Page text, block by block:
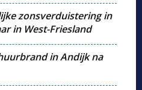
zonsverduistering in
in West-Friesland
in Andijk na